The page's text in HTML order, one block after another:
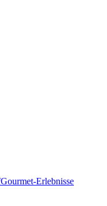
Gourmet-Erlebnisse